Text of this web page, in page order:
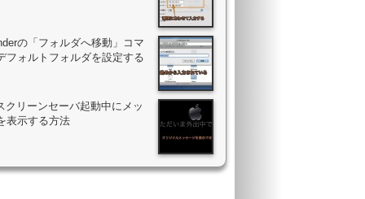
の「フォルダへ移動」コマ
フォルトフォルダを設定する
クリーンセーバ起動中にメッ
表示する方法